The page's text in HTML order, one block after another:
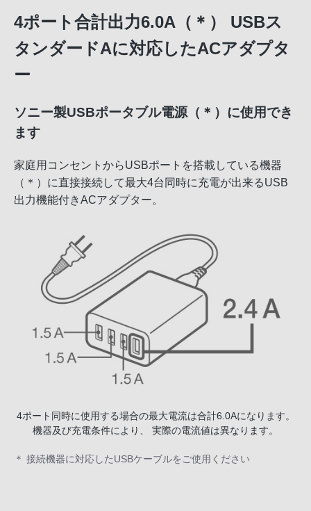
4ポート合計出力6.0A（＊） USBス
タンダードAに対応したACアダプタ
ー
ソニー製USBポータブル電源（＊）に使用でき
ます
家庭用コンセントからUSBポートを搭載している機器
（＊）に直接接続して最大4台同時に充電が出来るUSB
出力機能付きACアダプター。
4ポート同時に使用する場合の最大電流は合計6.0Aになります。
機器及び充電条件により、 実際の電流値は異なります。
＊ 接続機器に対応したUSBケーブルをご使用ください